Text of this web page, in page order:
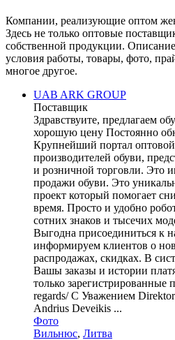
Компании, реализующие оптом
Здесь не только оптовые
собственной продукции.
условия работы, товары, фото,
многое другое.
UAB ARK GROUP
Поставщик
Здравствуите, предлагаем
хорошую цену Постоянно
Крупнейший портал
производителей обуви,
и розничной торговли. Это
продажи обуви. Это
проект который помогает
время. Просто и удобнo
сотних знаков и тысечих
Выгодна присоединиться к
информируем клиентов о
распродажах, скидках. В
Вашы заказы и истории
только зарегистрированные
regards/ С Уважением
Andrius Deveikis ...
Фото
Вильнюс, Литва